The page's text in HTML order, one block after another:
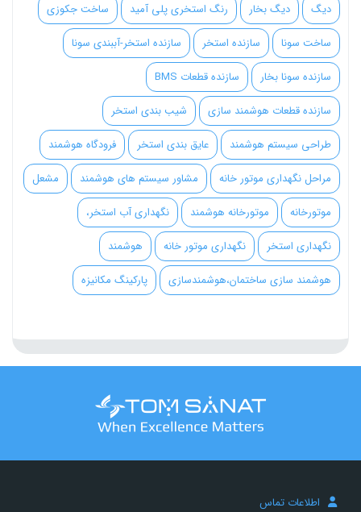
دیگ
دیگ بخار رنگ استخری پلی آمید
ساخت جکوزی
ساخت سونا
سازنده استخر
سازنده استخر-آببندی سونا
سازنده سونا بخار
سازنده قطعات BMS
سازنده قطعات هوشمند سازی
شیب بندی استخر
طراحی سیستم هوشمند
عایق بندی استخر
فرودگاه هوشمند
مراحل نگهداری موتور خانه
مشاور سیستم های هوشمند
مشعل
موتورخانه
موتورخانه هوشمند
نگهداری آب استخر،
نگهداری استخر
نگهداری موتور خانه
هوشمند
هوشمند سازی ساختمان،هوشمندسازی
پارکینگ مکانیزه
اطلاعات تماس